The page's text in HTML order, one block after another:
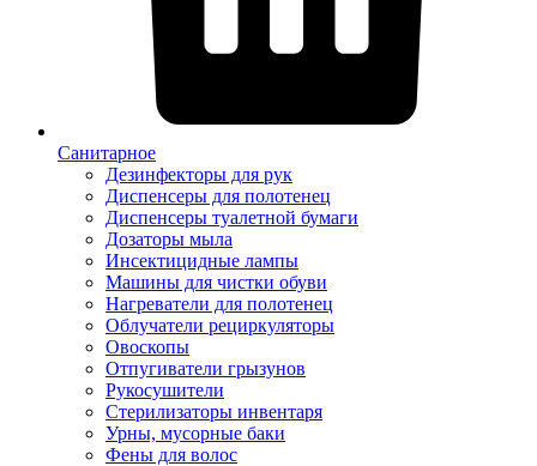
Санитарное
Дезинфекторы для рук
Диспенсеры для полотенец
Диспенсеры туалетной бумаги
Дозаторы мыла
Инсектицидные лампы
Машины для чистки обуви
Нагреватели для полотенец
Облучатели рециркуляторы
Овоскопы
Отпугиватели грызунов
Рукосушители
Стерилизаторы инвентаря
Урны, мусорные баки
Фены для волос